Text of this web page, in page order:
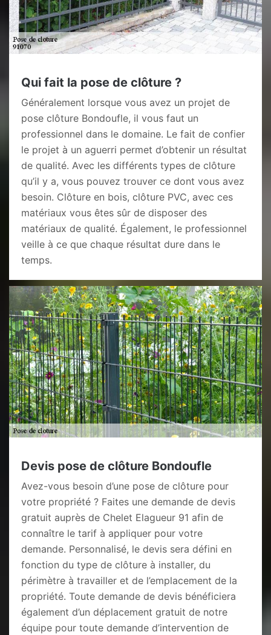
Qui fait la pose de clôture ?
Généralement lorsque vous avez un projet de
pose clôture Bondoufle, il vous faut un
professionnel dans le domaine. Le fait de confier
le projet à un aguerri permet d’obtenir un résultat
de qualité. Avec les différents types de clôture
qu’il y a, vous pouvez trouver ce dont vous avez
besoin. Clôture en bois, clôture PVC, avec ces
matériaux vous êtes sûr de disposer des
matériaux de qualité. Également, le professionnel
veille à ce que chaque résultat dure dans le
temps.
Devis pose de clôture Bondoufle
Avez-vous besoin d’une pose de clôture pour
votre propriété ? Faites une demande de devis
gratuit auprès de Chelet Elagueur 91 afin de
connaître le tarif à appliquer pour votre
demande. Personnalisé, le devis sera défini en
fonction du type de clôture à installer, du
périmètre à travailler et de l’emplacement de la
propriété. Toute demande de devis bénéficiera
également d’un déplacement gratuit de notre
équipe pour toute demande d’intervention de